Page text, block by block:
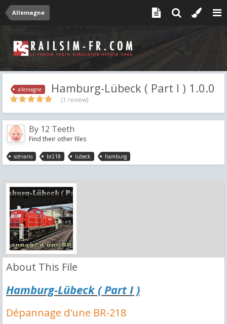
Allemagne
allemagne Hamburg-Lübeck ( Part I ) 1.0.0
(1 review)
By 12 Teeth
Find their other files
scénario br218 lübeck hamburg
About This File
Hamburg-Lübeck ( Part I )
Dépannage d'une BR-218